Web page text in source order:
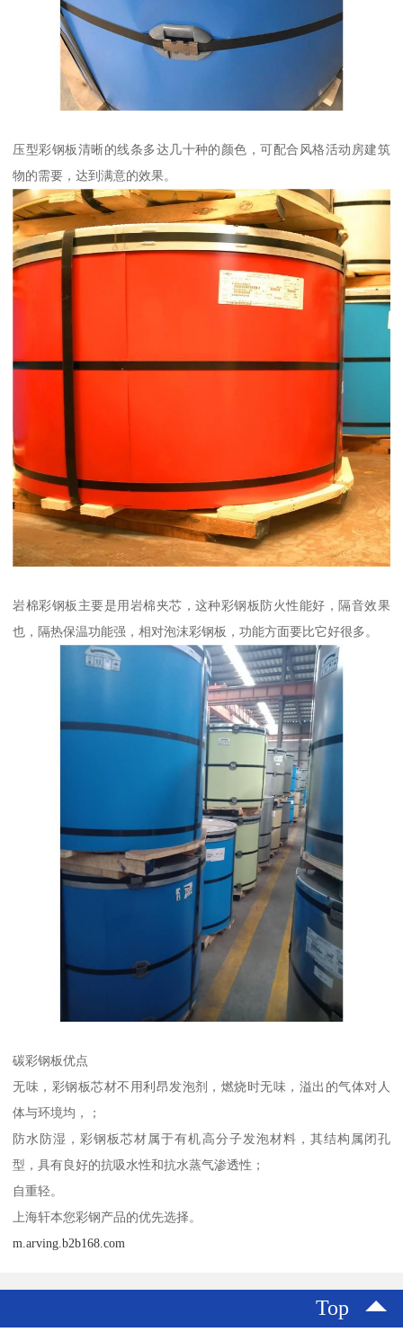
压型彩钢板清晰的线条多达几十种的颜色，可配合风格活动房建筑
物的需要，达到满意的效果。
岩棉彩钢板主要是用岩棉夹芯，这种彩钢板防火性能好，隔音效果
也，隔热保温功能强，相对泡沫彩钢板，功能方面要比它好很多。
碳彩钢板优点
无味，彩钢板芯材不用利昂发泡剂，燃烧时无味，溢出的气体对人
体与环境均，；
防水防湿，彩钢板芯材属于有机高分子发泡材料，其结构属闭孔
型，具有良好的抗吸水性和抗水蒸气渗透性；
自重轻。
上海轩本您彩钢产品的优先选择。
m.arving.b2b168.com
Top